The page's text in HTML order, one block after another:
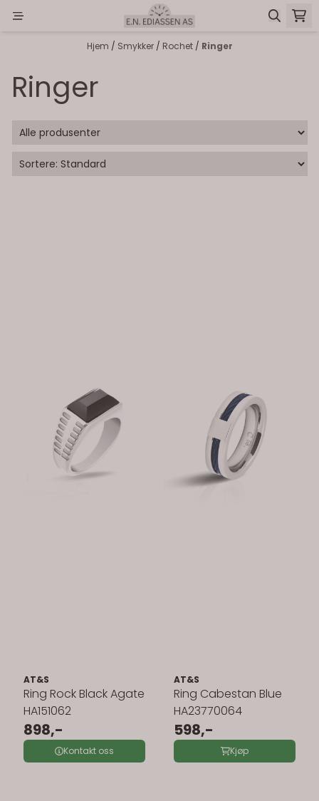
Hopp til innhold
Hjem / Smykker / Rochet / Ringer
Ringer
AT&S
Ring Rock Black Agate
HA151062
898,-
Kontakt oss
AT&S
Ring Cabestan Blue
HA23770064
598,-
Kjøp